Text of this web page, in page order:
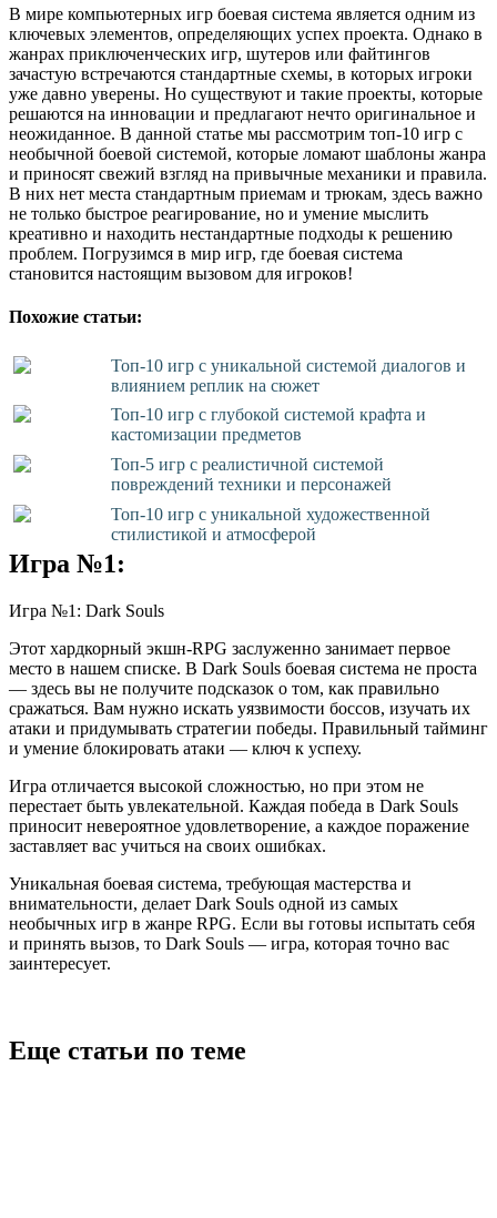
В мире компьютерных игр боевая система является одним из
ключевых элементов, определяющих успех проекта. Однако в
жанрах приключенческих игр, шутеров или файтингов
зачастую встречаются стандартные схемы, в которых игроки
уже давно уверены. Но существуют и такие проекты, которые
решаются на инновации и предлагают нечто оригинальное и
неожиданное. В данной статье мы рассмотрим топ-10 игр с
необычной боевой системой, которые ломают шаблоны жанра
и приносят свежий взгляд на привычные механики и правила.
В них нет места стандартным приемам и трюкам, здесь важно
не только быстрое реагирование, но и умение мыслить
креативно и находить нестандартные подходы к решению
проблем. Погрузимся в мир игр, где боевая система
становится настоящим вызовом для игроков!
Похожие статьи:
Топ-10 игр с уникальной системой диалогов и
влиянием реплик на сюжет
Топ-10 игр с глубокой системой крафта и
кастомизации предметов
Топ-5 игр с реалистичной системой
повреждений техники и персонажей
Топ-10 игр с уникальной художественной
стилистикой и атмосферой
Игра №1:
Игра №1: Dark Souls
Этот хардкорный экшн-RPG заслуженно занимает первое
место в нашем списке. В Dark Souls боевая система не проста
— здесь вы не получите подсказок о том, как правильно
сражаться. Вам нужно искать уязвимости боссов, изучать их
атаки и придумывать стратегии победы. Правильный тайминг
и умение блокировать атаки — ключ к успеху.
Игра отличается высокой сложностью, но при этом не
перестает быть увлекательной. Каждая победа в Dark Souls
приносит невероятное удовлетворение, а каждое поражение
заставляет вас учиться на своих ошибках.
Уникальная боевая система, требующая мастерства и
внимательности, делает Dark Souls одной из самых
необычных игр в жанре RPG. Если вы готовы испытать себя
и принять вызов, то Dark Souls — игра, которая точно вас
заинтересует.
Еще статьи по теме